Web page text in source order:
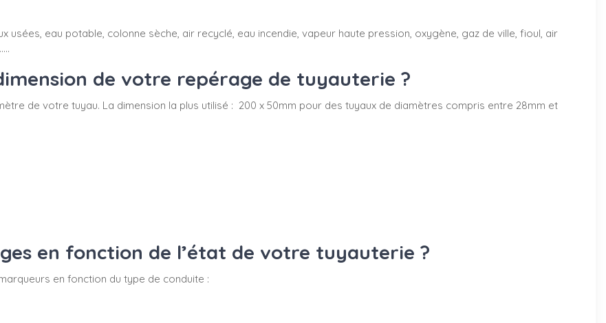
usées, eau potable, colonne sèche, air recyclé, eau incendie, vapeur haute pression, oxygène, gaz de ville, fioul, air
de votre repérage de tuyauterie ?
de votre tuyau. La dimension la plus utilisé : 200 x 50mm pour des tuyaux de diamètres compris entre 28mm et
en fonction de l’état de votre tuyauterie ?
en fonction du type de conduite :